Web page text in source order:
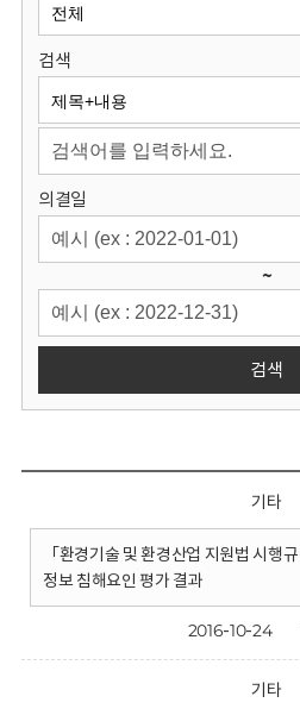
원
회
검색
의결일
~
검색
기타
「환경기술 및 환경산업 지원법 시행
정보 침해요인 평가 결과
2016-10-24
기타